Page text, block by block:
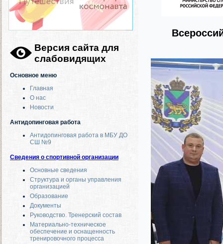
Версия сайта для
слабовидящих
Основное меню
Главная
О нас
Новости
Антидопинговая работа
Антидопинговая работа в МБУ ДО
СШ №9
Сведения о спортивной организации
Основные сведения
Структура и органы управления
организацией
Образование
Документы
Руководство. Тренерский состав
Материально-техническое
обеспечение и оснащенность
тренировочного процесса